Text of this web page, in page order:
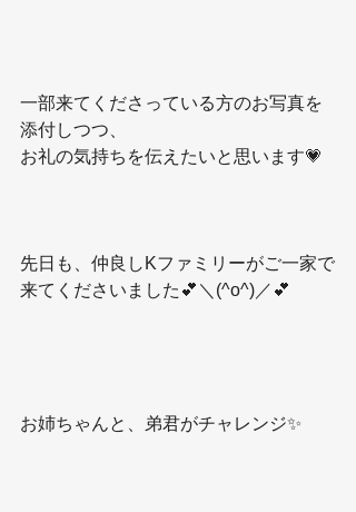
一部来てくださっている方のお写真を
添付しつつ、
お礼の気持ちを伝えたいと思います💗
先日も、仲良しKファミリーがご一家で
来てくださいました💕＼(^o^)／💕
お姉ちゃんと、弟君がチャレンジ✨